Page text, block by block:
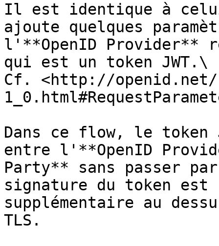
Il est identique à celui
ajoute quelques
l'**OpenID Provider**
qui est un token JWT.\
Cf. <http://openid.net/
Dans ce flow, le token
entre l'**OpenID
Party** sans passer
signature du token est
supplémentaire au
TLS.